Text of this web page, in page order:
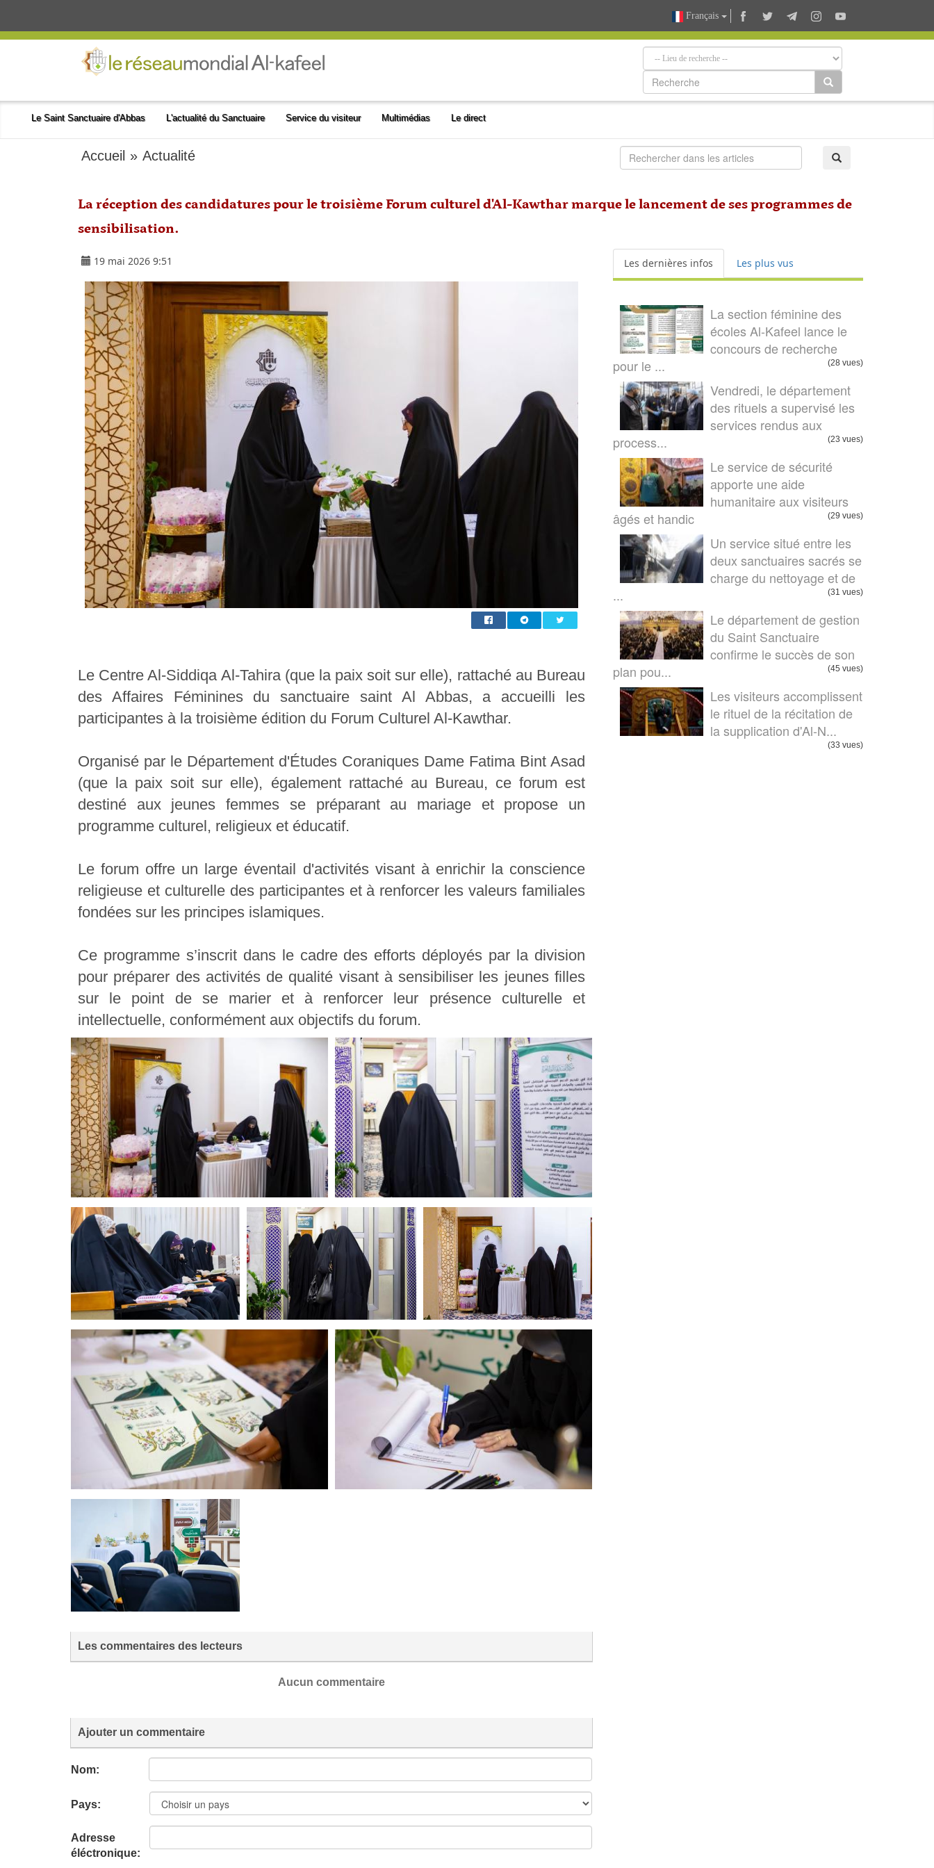
Français
Le Saint Sanctuaire d'Abbas L'actualité du Sanctuaire Service du visiteur Multimédias Le direct
Accueil »Actualité
La réception des candidatures pour le troisième Forum culturel d'Al-Kawthar marque le lancement de ses programmes de
sensibilisation.
19 mai 2026 9:51
Le Centre Al-Siddiqa Al-Tahira (que la paix soit sur elle), rattaché au Bureau
des Affaires Féminines du sanctuaire saint Al Abbas, a accueilli les
participantes à la troisième édition du Forum Culturel Al-Kawthar.
Organisé par le Département d'Études Coraniques Dame Fatima Bint Asad
(que la paix soit sur elle), également rattaché au Bureau, ce forum est
destiné aux jeunes femmes se préparant au mariage et propose un
programme culturel, religieux et éducatif.
Le forum offre un large éventail d'activités visant à enrichir la conscience
religieuse et culturelle des participantes et à renforcer les valeurs familiales
fondées sur les principes islamiques.
Ce programme s’inscrit dans le cadre des efforts déployés par la division
pour préparer des activités de qualité visant à sensibiliser les jeunes filles
sur le point de se marier et à renforcer leur présence culturelle et
intellectuelle, conformément aux objectifs du forum.
Les commentaires des lecteurs
Aucun commentaire
Ajouter un commentaire
Nom:
Pays:
Adresse
éléctronique:
Les dernières infos Les plus vus
La section féminine des
écoles Al-Kafeel lance le
concours de recherche
pour le ...
(28 vues)
Vendredi, le département
des rituels a supervisé les
services rendus aux
process...
(23 vues)
Le service de sécurité
apporte une aide
humanitaire aux visiteurs
âgés et handic
(29 vues)
Un service situé entre les
deux sanctuaires sacrés se
charge du nettoyage et de
...
(31 vues)
Le département de gestion
du Saint Sanctuaire
confirme le succès de son
plan pou...
(45 vues)
Les visiteurs accomplissent
le rituel de la récitation de
la supplication d'Al-N...
(33 vues)